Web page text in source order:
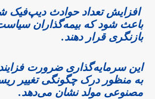
افزایش تعداد حوادث
باعث شود که بیمه‌گذاران
بازنگری قرار دهند.
این سرمایه‌گذاری ضرورت
به منظور درک چگونگی تغییر
مصنوعی مولد نشان می‌دهد.